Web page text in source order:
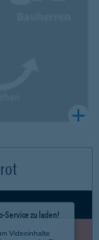
Service zu laden!
Videoinhalte